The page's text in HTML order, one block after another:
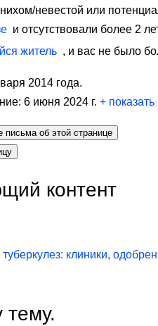
невестой или
и отсутствовали более 2
житель , и вас не было
2014 года.
6 июня 2024 г. +
письма об этой странице
контент
клиники,
тему.